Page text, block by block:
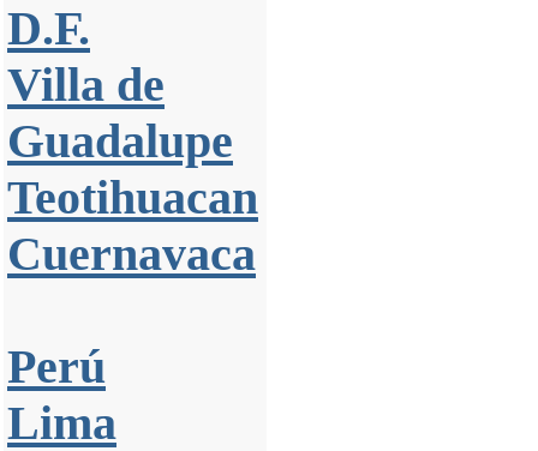
D.F.
Villa de
Guadalupe
Teotihuacan
Cuernavaca
Perú
Lima